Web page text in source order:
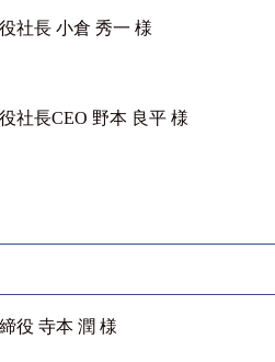
社長 小倉 秀一 様
社長CEO 野本 良平 様
役 寺本 潤 様